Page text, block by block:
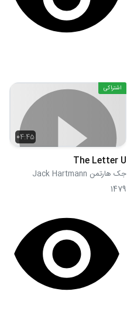
04:45
اشتراکی
The Letter U
جک هارتمن Jack Hartmann
1479